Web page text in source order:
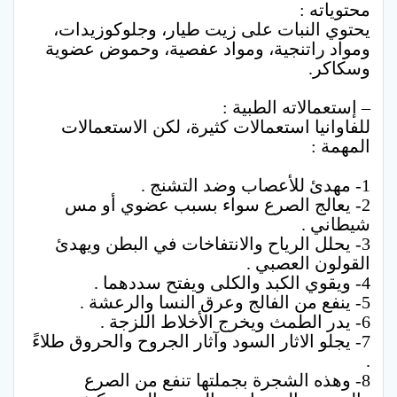
محتوياته :
يحتوي النبات على زيت طيار، وجلوكوزيدات،
ومواد راتنجية، ومواد عفصية، وحموض عضوية
وسكاكر.
– إستعمالاته الطبية :
للفاوانيا استعمالات كثيرة، لكن الاستعمالات
المهمة :
1- مهدئ للأعصاب وضد التشنج .
2- يعالج الصرع سواء بسبب عضوي أو مس
شيطاني .
3- يحلل الرياح والانتفاخات في البطن ويهدئ
القولون العصبي .
4- ويقوي الكبد والكلى ويفتح سددهما .
5- ينفع من الفالج وعرق النسا والرعشة .
6- يدر الطمث ويخرج الأخلاط اللزجة .
7- يجلو الاثار السود وآثار الجروح والحروق طلاءً
.
8- وهذه الشجرة بجملتها تنفع من الصرع